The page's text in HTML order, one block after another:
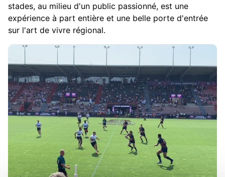
stades, au milieu d'un public passionné, est une
expérience à part entière et une belle porte d'entrée
sur l'art de vivre régional.